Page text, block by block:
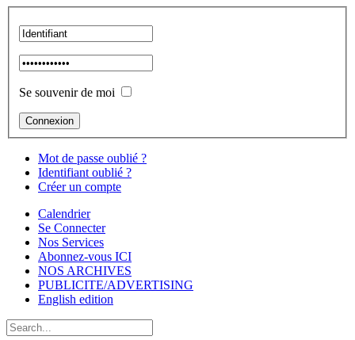
Se souvenir de moi
Mot de passe oublié ?
Identifiant oublié ?
Créer un compte
Calendrier
Se Connecter
Nos Services
Abonnez-vous ICI
NOS ARCHIVES
PUBLICITE/ADVERTISING
English edition